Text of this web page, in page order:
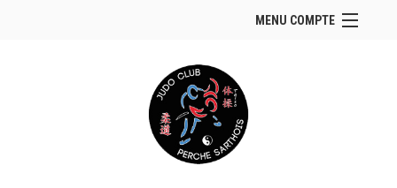
MENU COMPTE
Site Web du club
Se connecter
Panier ( vide )